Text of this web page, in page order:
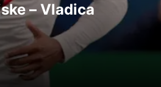
– Vladica